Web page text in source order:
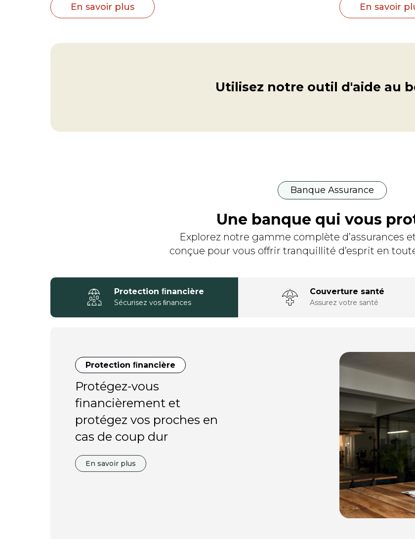
En savoir plus En savoir
Utilisez notre outil d'aide au
Banque Assurance
Une banque qui vous
Explorez notre gamme complète d’assurances
conçue pour vous offrir tranquillité d’esprit en
Protection ﬁnancière
Sécurisez vos ﬁnances
Couverture santé
Assurez votre santé
Protection ﬁnancière
Protégez-vous
financièrement et
protégez vos proches en
cas de coup dur
En savoir plus
Couverture santé
Assurez-vous une
couverture santé
En savoir plus
Frais couverts
Couvrez vos frais
d’hospitalisation à
l’étranger et au Maroc